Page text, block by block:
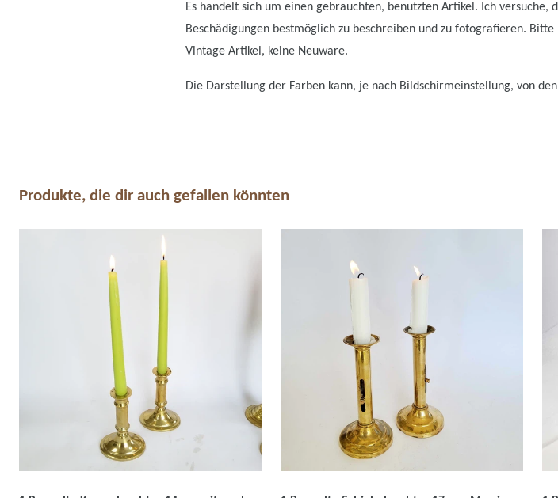
Es handelt sich um einen gebrauchten, benutzten Artikel. Ich versuche,
Beschädigungen bestmöglich zu beschreiben und zu fotografieren.
Vintage Artikel, keine Neuware.
Die Darstellung der Farben kann, je nach Bildschirmeinstellung, von
Produkte, die dir auch gefallen könnten